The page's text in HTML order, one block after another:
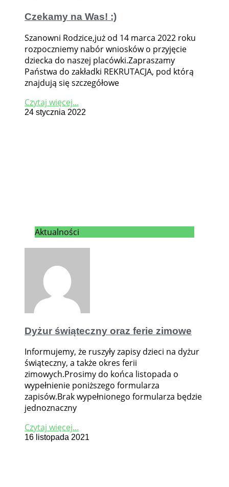
Czekamy na Was! :)
Szanowni Rodzice,już od 14 marca 2022 roku
rozpoczniemy nabór wniosków o przyjęcie
dziecka do naszej placówki.Zapraszamy
Państwa do zakładki REKRUTACJA, pod którą
znajdują się szczegółowe
Czytaj więcej...
24 stycznia 2022
Aktualności
Dyżur świąteczny oraz ferie zimowe
Informujemy, że ruszyły zapisy dzieci na dyżur
świąteczny, a także okres ferii
zimowych.Prosimy do końca listopada o
wypełnienie poniższego formularza
zapisów.Brak wypełnionego formularza będzie
jednoznaczny
Czytaj więcej...
16 listopada 2021